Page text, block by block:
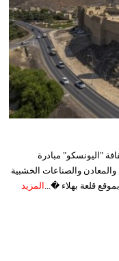
"اليونسكو" مبادرة
والصناعات الخشبية
قلعة بهلاء �... المزيد